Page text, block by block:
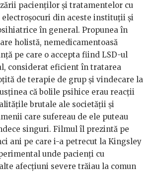
pacienților și tratamentelor cu
din aceste instituții și
în general. Propunea în
holistă, nemedicamentoasă
pe care o accepta fiind LSD-ul
considerat eficient în tratarea
de terapie de grup și vindecare la
că bolile psihice erau reacții
brutale ale societății și
care sufereau de ele puteau
singuri. Filmul îl prezintă pe
ani pe care i-a petrecut la Kingsley
unde pacienți cu
afecțiuni severe trăiau la comun